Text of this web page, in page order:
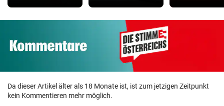
Da dieser Artikel älter als 18 Monate ist, ist zum jetzigen Zeitpunkt
kein Kommentieren mehr möglich.